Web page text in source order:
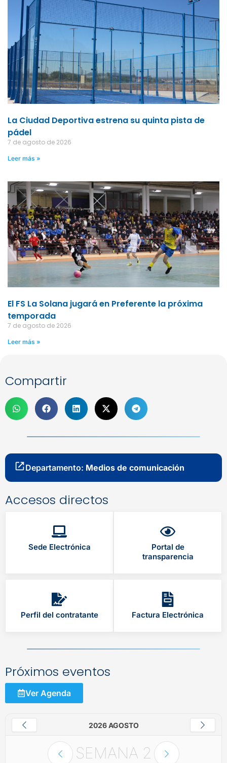
La Ciudad Deportiva estrena su quinta pista de
pádel
7 de agosto de 2026
Leer más »
El FS La Solana jugará en Preferente la próxima
temporada
7 de agosto de 2026
Leer más »
Compartir
Departamento: Medios de comunicación
Accesos directos
Sede Electrónica
Portal de
transparencia
Perfil del contratante Factura Electrónica
Próximos eventos
Ver Agenda
2026 AGOSTO
SEMANA 2